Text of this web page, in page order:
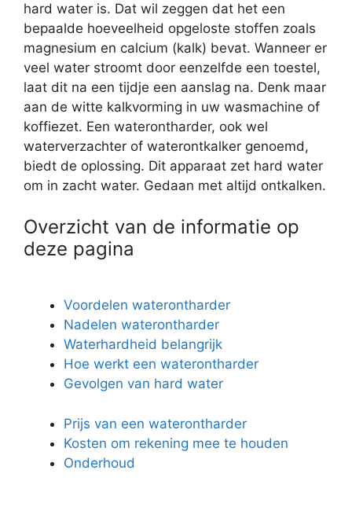
hard water is. Dat wil zeggen dat het een
bepaalde hoeveelheid opgeloste stoffen zoals
magnesium en calcium (kalk) bevat. Wanneer er
veel water stroomt door eenzelfde een toestel,
laat dit na een tijdje een aanslag na. Denk maar
aan de witte kalkvorming in uw wasmachine of
koffiezet. Een waterontharder, ook wel
waterverzachter of waterontkalker genoemd,
biedt de oplossing. Dit apparaat zet hard water
om in zacht water. Gedaan met altijd ontkalken.
Overzicht van de informatie op
deze pagina
Voordelen waterontharder
Nadelen waterontharder
Waterhardheid belangrijk
Hoe werkt een waterontharder
Gevolgen van hard water
Prijs van een waterontharder
Kosten om rekening mee te houden
Onderhoud